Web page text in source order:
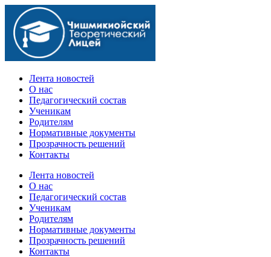
Официальный сайт учебного заведения
Лента новостей
О нас
Педагогический состав
Ученикам
Родителям
Нормативные документы
Прозрачность решений
Контакты
Лента новостей
О нас
Педагогический состав
Ученикам
Родителям
Нормативные документы
Прозрачность решений
Контакты